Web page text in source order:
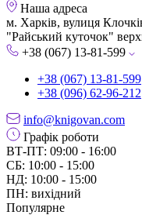
Наша адреса
м. Харків, вулиця
"Райський куточок"
+38 (067) 13-81-599
+38 (067) 13-81-599
+38 (096) 62-96-212
info@knigovan.com
Графік роботи
ВТ-ПТ: 09:00 - 16:00
СБ: 10:00 - 15:00
НД: 10:00 - 15:00
ПН: вихідний
Популярне